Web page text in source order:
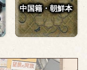
中国籍・朝鮮本